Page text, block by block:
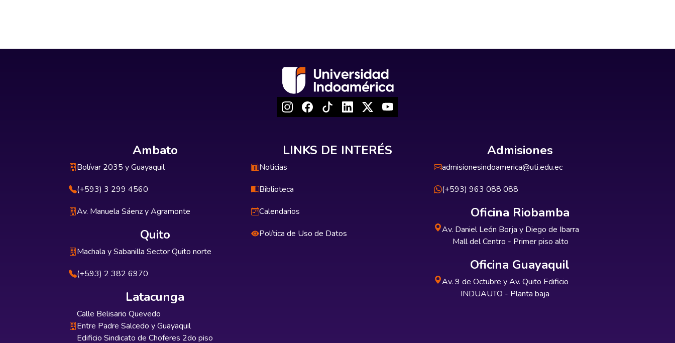
Ambato
Bolívar 2035 y Guayaquil
(+593) 3 299 4560
Av. Manuela Sáenz y Agramonte
Quito
Machala y Sabanilla Sector Quito norte
(+593) 2 382 6970
Latacunga
Calle Belisario Quevedo
Entre Padre Salcedo y Guayaquil
Edificio Sindicato de Choferes 2do piso
LINKS DE INTERÉS
Noticias
Biblioteca
Calendarios
Política de Uso de Datos
Admisiones
admisionesindoamerica@uti.edu.ec
(+593) 963 088 088
Oficina Riobamba
Av. Daniel León Borja y Diego de Ibarra
Mall del Centro - Primer piso alto
Oficina Guayaquil
Av. 9 de Octubre y Av. Quito Edificio
INDUAUTO - Planta baja